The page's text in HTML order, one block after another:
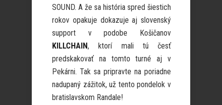
SOUND. A že sa história spred šiestich
rokov opakuje dokazuje aj slovenský
support v podobe Košičanov
KILLCHAIN, ktorí mali tú česť
predskakovať na tomto turné aj v
Pekárni. Tak sa pripravte na poriadne
nadupaný zážitok, už tento pondelok v
bratislavskom Randale!